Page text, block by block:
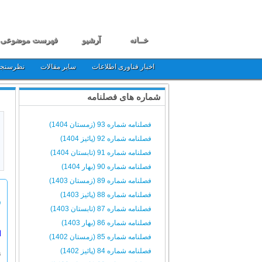
خــانه آرشیو فهرست موضوعی
اخبار فناوری اطلاعات سایر مقالات
شماره های فصلنامه
فصلنامه شماره 93 (زمستان 1404)
فصلنامه شماره 92 (پائیز 1404)
فصلنامه شماره 91 (تابستان 1404)
فصلنامه شماره 90 (بهار 1404)
فصلنامه شماره 89 (زمستان 1403)
فصلنامه شماره 88 (پائیز 1403)
فصلنامه شماره 87 (تابستان 1403)
فصلنامه شماره 86 (بهار 1403)
فصلنامه شماره 85 (زمستان 1402)
فصلنامه شماره 84 (پائیز 1402)